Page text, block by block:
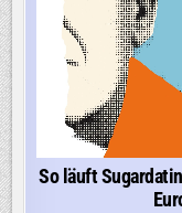
So läuft